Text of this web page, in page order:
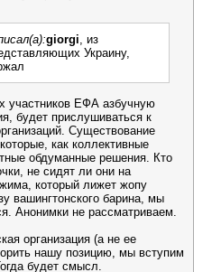
giorgi, из
Украину,
участников ЕФА азбучную
будет прислушиваться к
Существование
как коллективные
обдуманные решения. Кто
не сидят ли они на
который лижет жопу
вашингтонского барина, мы
Анонимки не рассматриваем.
организация (а не ее
нашу позицию, мы вступим
будет смысл.